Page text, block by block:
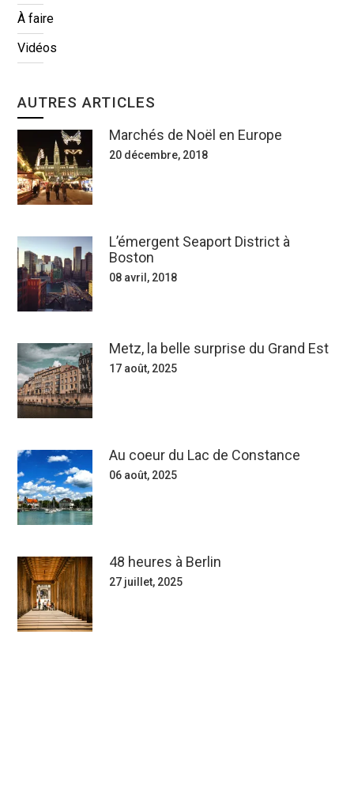
À faire
Vidéos
AUTRES ARTICLES
Marchés de Noël en Europe
20 décembre, 2018
L’émergent Seaport District à
Boston
08 avril, 2018
Metz, la belle surprise du Grand Est
17 août, 2025
Au coeur du Lac de Constance
06 août, 2025
48 heures à Berlin
27 juillet, 2025